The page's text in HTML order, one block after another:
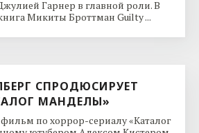
Гарнер в главной роли. В
Микиты Броттман Guilty ...
СПРОДЮСИРУЕТ
МАНДЕЛЫ»
по хоррор-сериалу «Каталог